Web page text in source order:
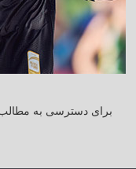
برای دسترسی به مطالب